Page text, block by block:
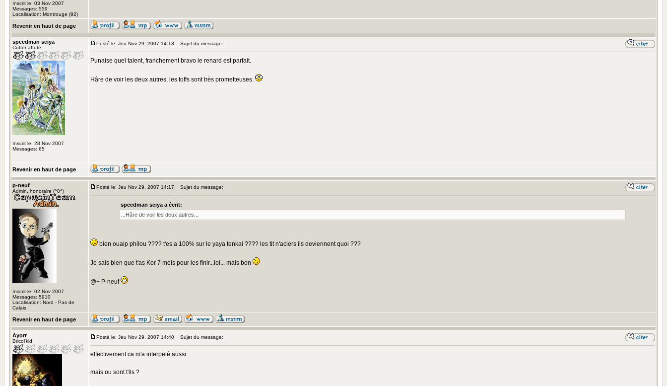
Inscrit le: 03 Nov 2007
Messages: 559
Localisation: Montrouge (92)
Revenir en haut de page
speedman seiya
Cutter affuté
Inscrit le: 28 Nov 2007
Messages: 65
Posté le: Jeu Nov 29, 2007 14:13 Sujet du message:
Punaise quel talent, franchement bravo le renard est parfait.
Hâre de voir les deux autres, les toffs sont très prometteuses.
Revenir en haut de page
p-neuf
Admin. honoraire (^0^)
Inscrit le: 02 Nov 2007
Messages: 5910
Localisation: Nord - Pas de
Calais
Posté le: Jeu Nov 29, 2007 14:17 Sujet du message:
speedman seiya a écrit:
...Hâre de voir les deux autres...
bien ouaip philou ???? t'es a 100% sur le yaya tenkai ???? les tit n'aciers ils deviennent quoi ???
Je sais bien que t'as Kor 7 mois pour les finir...lol... mais bon
@+ P-neuf
Revenir en haut de page
Ayorr
Bricol'kid
Posté le: Jeu Nov 29, 2007 14:40 Sujet du message:
effectivement ca m'a interpelé aussi
mais ou sont t'ils ?